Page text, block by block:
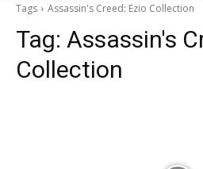
Tags Assassin's Creed: Ezio Collection
Tag: Assassin's
Collection